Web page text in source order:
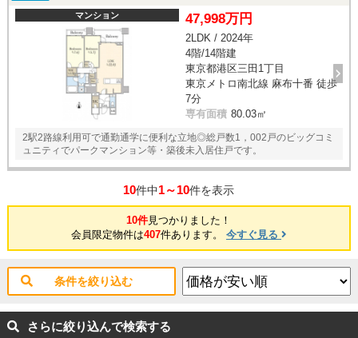
マンション 47,998万円
2LDK / 2024年
4階/14階建
東京都港区三田1丁目
東京メトロ南北線 麻布十番 徒歩
7分
専有面積 80.03㎡
2駅2路線利用可で通勤通学に便利な立地◎総戸数1，002戸のビッグコミ
ュニティでパークマンション等・築後未入居住戸です。
10件中1～10件を表示
10件見つかりました！
会員限定物件は407件あります。 今すぐ見る
条件を絞り込む
さらに絞り込んで検索する